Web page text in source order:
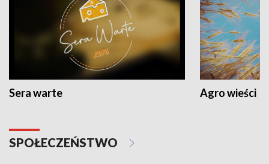
Sera warte Agro wieści
SPOŁECZEŃSTWO